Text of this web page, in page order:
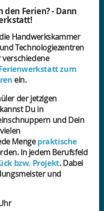
Ferien? - Dann
Handwerkskammer
Technologiezentren
verschiedene
zum
ein.
der jetzigen
Du in
und Dein
Mengepraktische
In jedem Berufsfeld
bzw. Projekt. Dabei
und